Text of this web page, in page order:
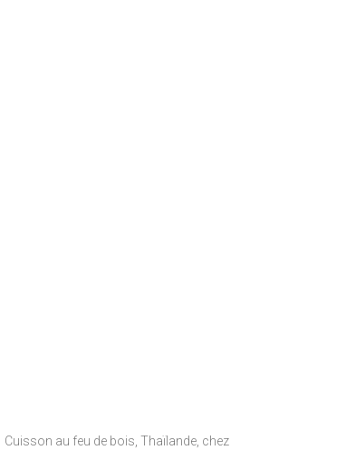
Cuisson au feu de bois, Thaïlande, chez